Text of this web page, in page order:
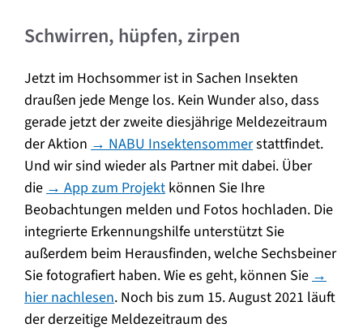
Schwirren, hüpfen, zirpen
Jetzt im Hochsommer ist in Sachen Insekten
draußen jede Menge los. Kein Wunder also, dass
gerade jetzt der zweite diesjährige Meldezeitraum
der Aktion → NABU Insektensommerstattfindet.
Und wir sind wieder als Partner mit dabei. Über
die → App zum Projekt können Sie Ihre
Beobachtungen melden und Fotos hochladen. Die
integrierte Erkennungshilfe unterstützt Sie
außerdem beim Herausfinden, welche Sechsbeiner
Sie fotografiert haben. Wie es geht, können Sie →
hier nachlesen. Noch bis zum 15. August 2021 läuft
der derzeitige Meldezeitraum des